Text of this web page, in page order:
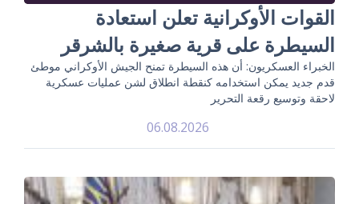
القوات الأوكرانية تعلن استعادة
السيطرة على قرية صغيرة بالشرقر
الخبراء العسكريون: أن هذه السيطرة تمنح الجيش الأوكراني موطئ
قدم جديد يمكن استخدامه كنقطة انطلاق لشن عمليات عسكرية
لاحقة وتوسيع رقعة التحرير
06.08.2026